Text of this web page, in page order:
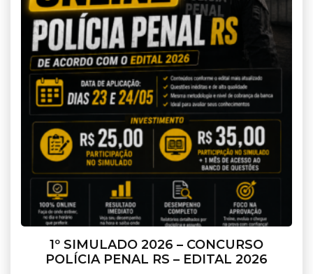
1º SIMULADO 2026 – CONCURSO
POLÍCIA PENAL RS – EDITAL 2026